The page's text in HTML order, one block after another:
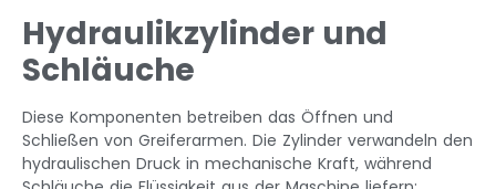
Hydraulikzylinder und
Schläuche
Diese Komponenten betreiben das Öffnen und
Schließen von Greiferarmen. Die Zylinder verwandeln den
hydraulischen Druck in mechanische Kraft, während